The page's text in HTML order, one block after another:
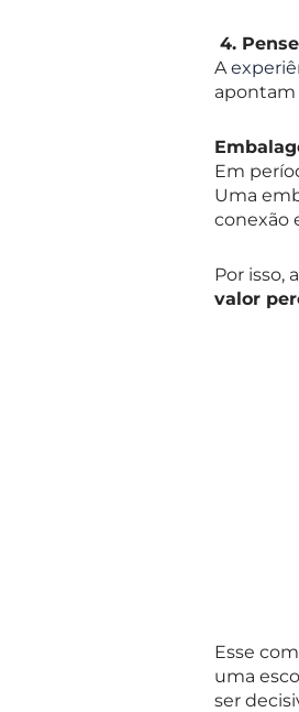
4.
A
apontam
Em
Uma
conexão
Por isso,
valor
Esse
uma
ser